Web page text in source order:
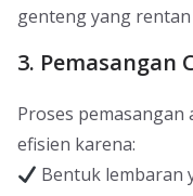
genteng yang rentan
3. Pemasangan
Proses
efisien karena:
Bentuk lembaran